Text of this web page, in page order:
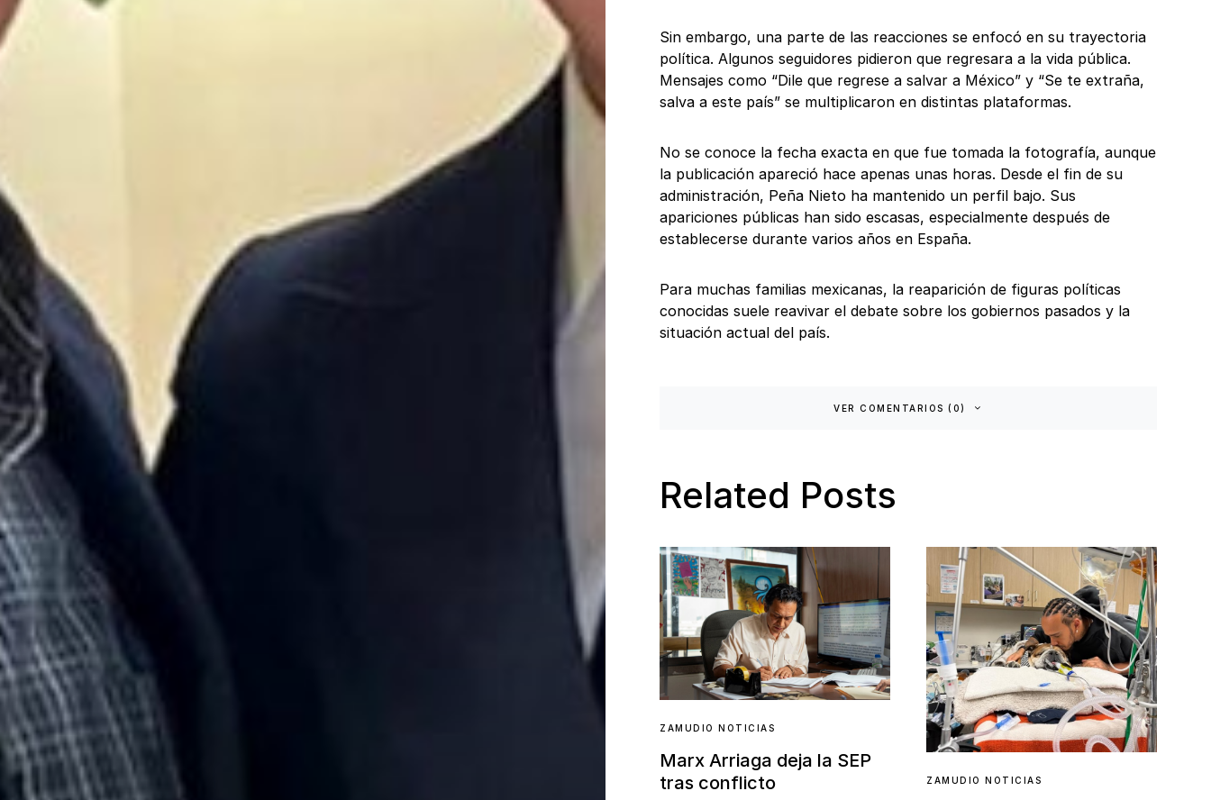
Sin embargo, una parte de las reacciones se enfocó en su trayectoria
política. Algunos seguidores pidieron que regresara a la vida pública.
Mensajes como “Dile que regrese a salvar a México” y “Se te extraña,
salva a este país” se multiplicaron en distintas plataformas.
No se conoce la fecha exacta en que fue tomada la fotografía, aunque
la publicación apareció hace apenas unas horas. Desde el fin de su
administración, Peña Nieto ha mantenido un perfil bajo. Sus
apariciones públicas han sido escasas, especialmente después de
establecerse durante varios años en España.
Para muchas familias mexicanas, la reaparición de figuras políticas
conocidas suele reavivar el debate sobre los gobiernos pasados y la
situación actual del país.
VER COMENTARIOS (0)
Related Posts
ZAMUDIO NOTICIAS
Marx Arriaga deja la SEP
tras conflicto
ZAMUDIO NOTICIAS